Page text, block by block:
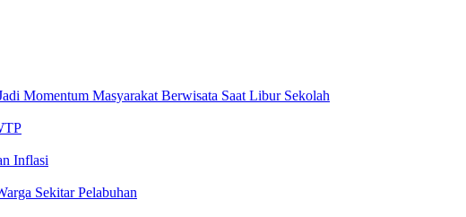
Momentum Masyarakat Berwisata Saat Libur Sekolah
Inflasi
Sekitar Pelabuhan